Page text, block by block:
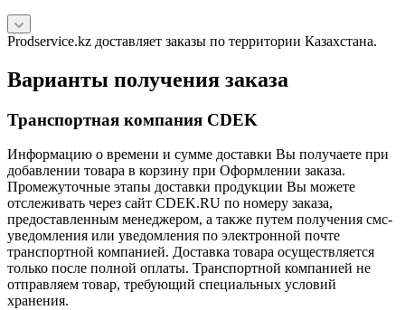
Prodservice.kz доставляет заказы по территории Казахстана.
Варианты получения заказа
Транспортная компания CDEK
Информацию о времени и сумме доставки Вы получаете при
добавлении товара в корзину при Оформлении заказа.
Промежуточные этапы доставки продукции Вы можете
отслеживать через сайт CDEK.RU по номеру заказа,
предоставленным менеджером, а также путем получения смс-
уведомления или уведомления по электронной почте
транспортной компанией. Доставка товара осуществляется
только после полной оплаты. Транспортной компанией не
отправляем товар, требующий специальных условий
хранения.